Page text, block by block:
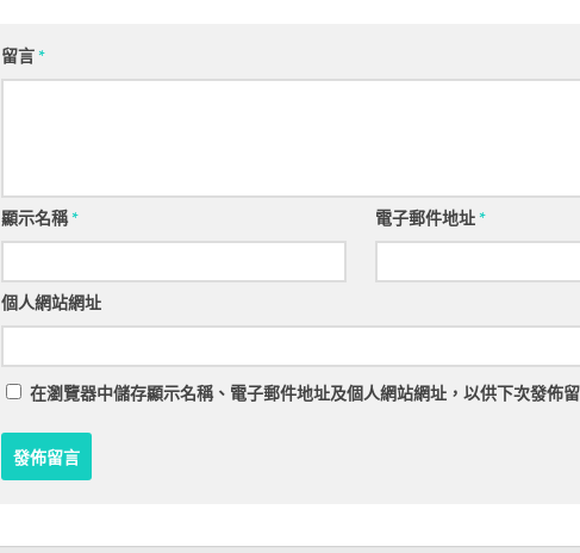
留言*
顯示名稱* 電子郵件地址*
個人網站網址
在瀏覽器中儲存顯示名稱、電子郵件地址及個人網站網址，以供下次發佈